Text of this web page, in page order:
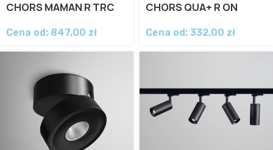
CHORS MAMAN R TRC
Cena od: 847,00 zł
CHORS QUA+ R ON
Cena od: 332,00 zł